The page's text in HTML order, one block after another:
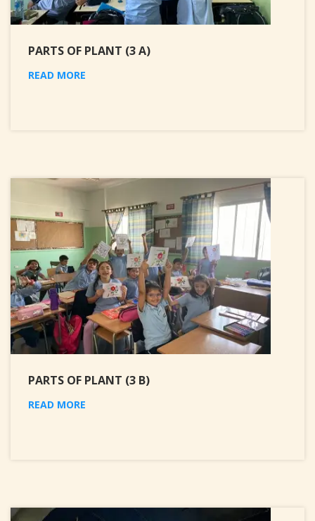
PARTS OF PLANT (3 A)
READ MORE
PARTS OF PLANT (3 B)
READ MORE